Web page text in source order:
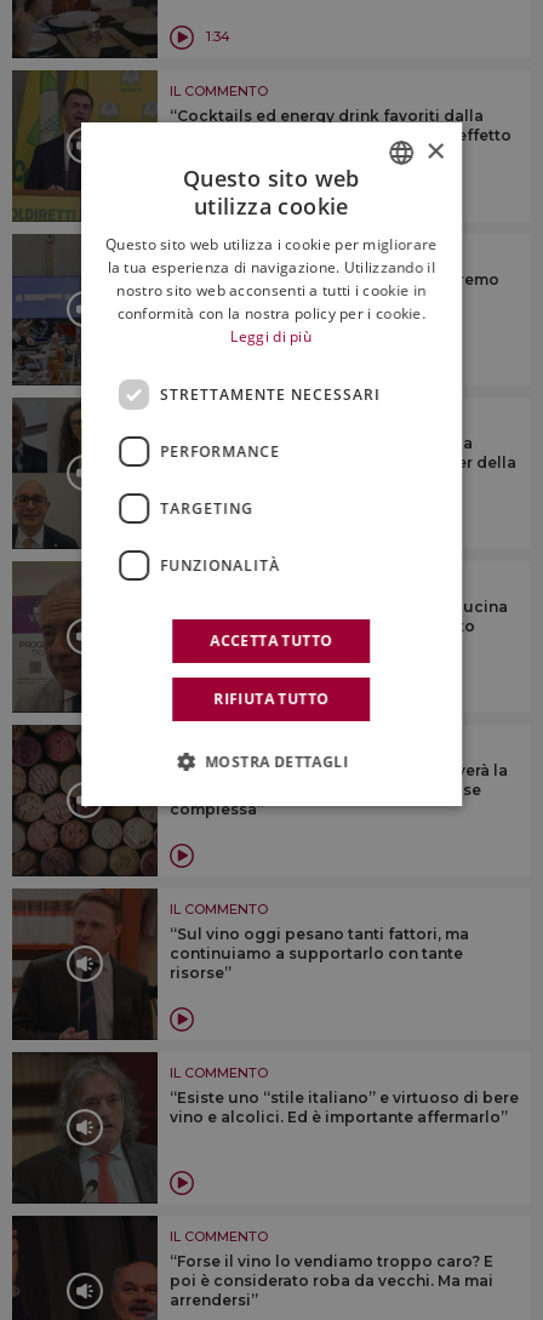
1:34
IL COMMENTO
“Cocktails ed energy drink favoriti dalla
demonizzazione del vino, questo è l’effetto
4:15
IL COMMENTO
Health warnings e vino: “non accetteremo
mai etichette che spaventano il
consumatore”
Tendenze, presente e futuro del vino a
scaffale in Italia, con le insegne leader della
“Il fascino di vino, agroalimentare e cucina
italiani vince anche il difficile contesto
mondiale”
“Il vino italiano, come in passato, troverà la
spinta innovativa per superare una fase
complessa”
IL COMMENTO
“Sul vino oggi pesano tanti fattori, ma
continuiamo a supportarlo con tante
risorse”
IL COMMENTO
“Esiste uno “stile italiano” e virtuoso di bere
vino e alcolici. Ed è importante affermarlo”
IL COMMENTO
“Forse il vino lo vendiamo troppo caro? E
poi è considerato roba da vecchi. Ma mai
arrendersi”
ENGLISH
×
Questo sito web
utilizza cookie
Questo sito web utilizza i cookie per migliorare
la tua esperienza di navigazione. Utilizzando il
nostro sito web acconsenti a tutti i cookie in
conformità con la nostra policy per i cookie.
Leggi di più
STRETTAMENTE NECESSARI
PERFORMANCE
TARGETING
FUNZIONALITÀ
ACCETTA TUTTO
RIFIUTA TUTTO
MOSTRA DETTAGLI